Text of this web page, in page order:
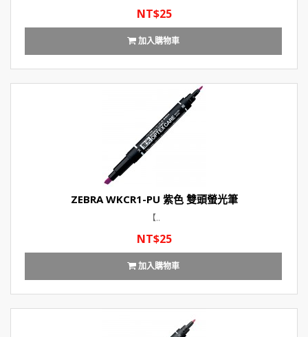
NT$25
加入購物車
ZEBRA WKCR1-PU 紫色 雙頭螢光筆
【..
NT$25
加入購物車